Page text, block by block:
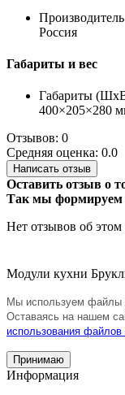
Производитель
Россия
Габариты и вес
Габариты
400×205×280
Отзывов: 0
Средняя оценка: 0.0
Написать отзыв
Оставить отзыв о
Так мы формируем
Нет отзывов об этом
Модули кухни
Мы используем файлы
Оставаясь на нашем
использования файлов
Принимаю
Информация